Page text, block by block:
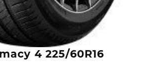
4 225/60R16